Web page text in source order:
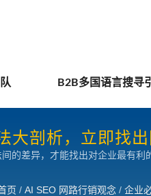
B2B多国语言搜寻
大剖析，立即找
间的差异，才能找出对企业最有
页 / AI SEO 网路行销观念 / 企业